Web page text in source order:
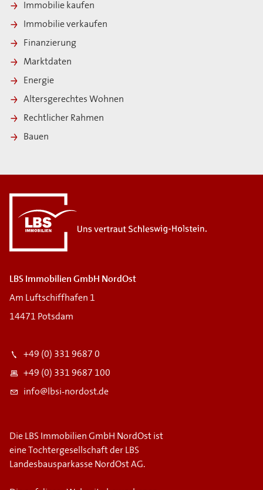
Immobilie kaufen
Immobilie verkaufen
Finanzierung
Marktdaten
Energie
Altersgerechtes Wohnen
Rechtlicher Rahmen
Bauen
LBS Immobilien GmbH NordOst
Am Luftschiffhafen 1
14471 Potsdam
+49 (0) 331 9687 0
+49 (0) 331 9687 100
info@lbsi-nordost.de
Die LBS Immobilien GmbH NordOst ist
eine Tochtergesellschaft der LBS
Landesbausparkasse NordOst AG.